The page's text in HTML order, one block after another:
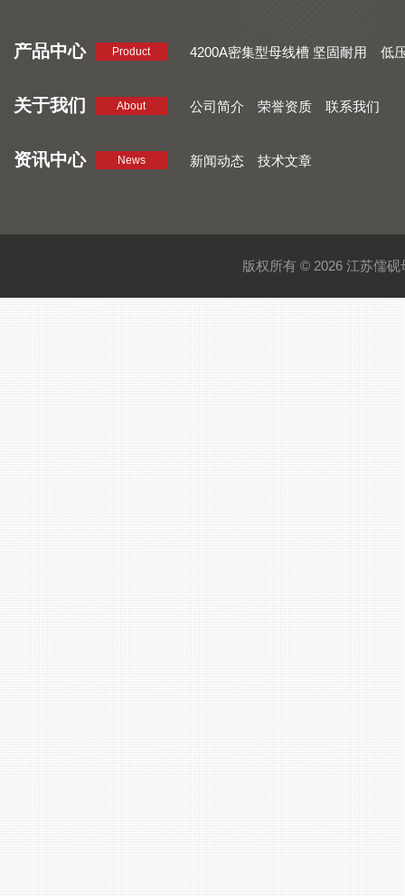
产品中心 Product 4200A密集型母线槽 坚固耐用
低
关于我们 About 公司简介 荣誉资质 联系我们
资讯中心 News 新闻动态 技术文章
版权所有 © 2026 江苏儒